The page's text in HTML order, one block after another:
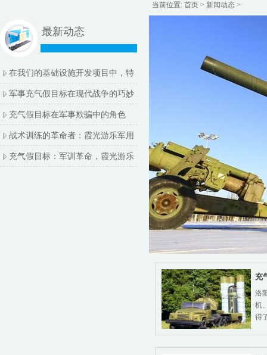
最新动态
在我们的基础设施开发项目中，特
军事充气假目标在现代战争的巧妙
充气假目标在军事欺骗中的角色
战术训练的革命者：霞光游乐军用
充气假目标：军训革命，霞光游乐
当前位置: 首页 > 新闻动态 >
充
洛
机
得